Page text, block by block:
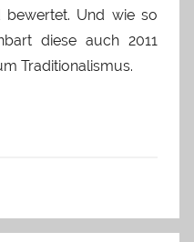
bewertet. Und wie so
diese auch 2011
Traditionalismus.